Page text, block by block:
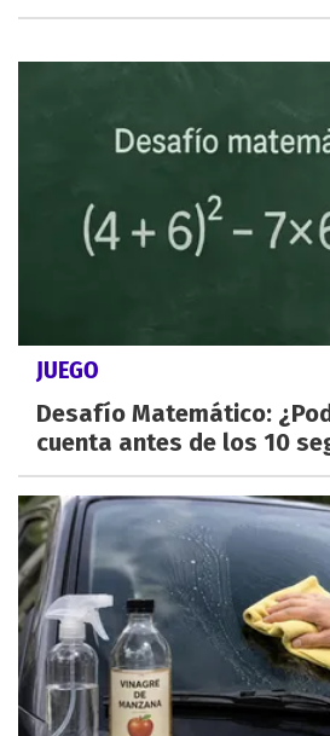
JUEGO
Desafío Matemático:
cuenta antes de los 10